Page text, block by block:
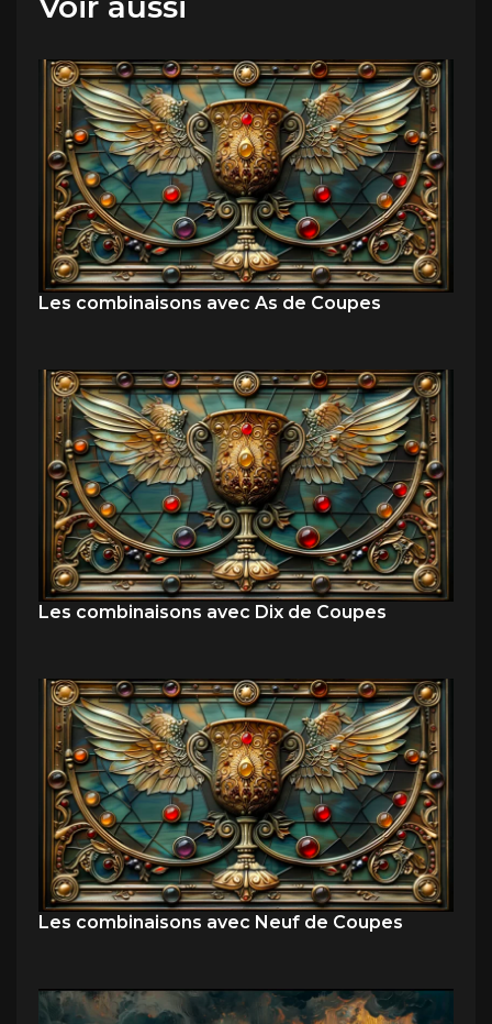
Les combinaisons avec As de Coupes
Les combinaisons avec Dix de Coupes
Les combinaisons avec Neuf de Coupes